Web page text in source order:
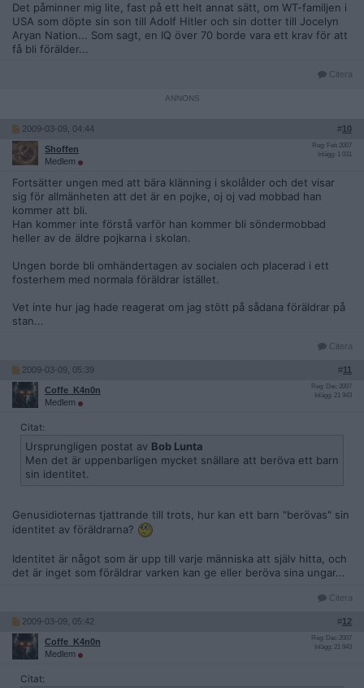
Det påminner mig lite, fast på ett helt annat sätt, om WT-familjen i
USA som döpte sin son till Adolf Hitler och sin dotter till Jocelyn
Aryan Nation... Som sagt, en IQ över 70 borde vara ett krav för att
få bli förälder...
Citera
2009-03-09, 04:44 #10
Shoffen
Medlem
Reg: Feb 2007
Inlägg: 1 031
Fortsätter ungen med att bära klänning i skolålder och det visar
sig för allmänheten att det är en pojke, oj oj vad mobbad han
kommer att bli.
Han kommer inte förstå varför han kommer bli söndermobbad
heller av de äldre pojkarna i skolan.
Ungen borde bli omhändertagen av socialen och placerad i ett
fosterhem med normala föräldrar istället.
Vet inte hur jag hade reagerat om jag stött på sådana föräldrar på
stan...
Citera
2009-03-09, 05:39 #11
Coffe_K4n0n
Medlem
Reg: Dec 2007
Inlägg: 21 943
Citat:
Ursprungligen postat av Bob Lunta
Men det är uppenbarligen mycket snällare att beröva ett barn
sin identitet.
Genusidioternas tjattrande till trots, hur kan ett barn "berövas" sin
identitet av föräldrarna?
Identitet är något som är upp till varje människa att själv hitta, och
det är inget som föräldrar varken kan ge eller beröva sina ungar...
Citera
2009-03-09, 05:42 #12
Coffe_K4n0n
Medlem
Reg: Dec 2007
Inlägg: 21 943
Citat: